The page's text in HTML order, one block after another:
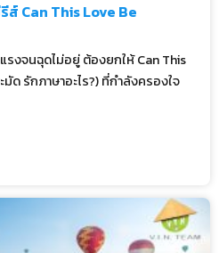
ส์ Can This Love Be
งจนฉุดไม่อยู่ ต้องยกให้ Can This
ด รักภาษาอะไร?) ที่กำลังครองใจ